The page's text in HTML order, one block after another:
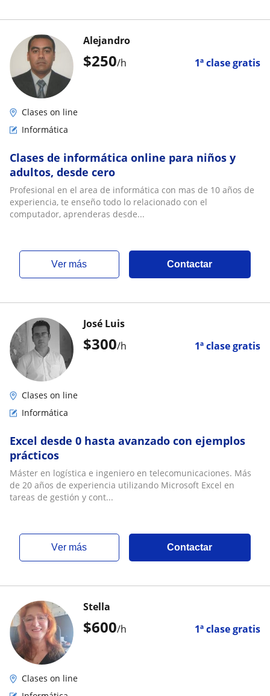
$250/h 1ª clase gratis
Alejandro
Clases on line
Informática
Clases de informática online para niños y
adultos, desde cero
Profesional en el area de informática con mas de 10 años de
experiencia, te enseño todo lo relacionado con el
computador, aprenderas desde...
ver más Contactar
$300/h 1ª clase gratis
José Luis
Clases on line
Informática
Excel desde 0 hasta avanzado con ejemplos
prácticos
Máster en logística e ingeniero en telecomunicaciones. Más
de 20 años de experiencia utilizando Microsoft Excel en
tareas de gestión y cont...
ver más Contactar
$600/h 1ª clase gratis
Stella
Clases on line